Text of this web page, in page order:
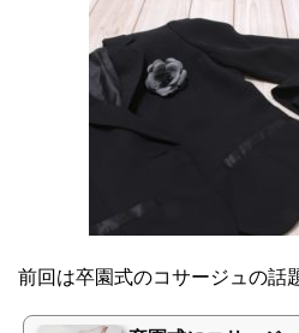
前回は卒園式のコサージュの話